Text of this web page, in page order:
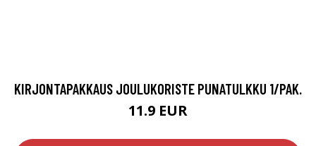
KIRJONTAPAKKAUS JOULUKORISTE PUNATULKKU 1/PAK.
11.9 EUR